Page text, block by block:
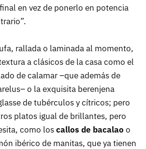
en vez de ponerlo en potencia
rallada o laminada al momento,
a clásicos de la casa como el
de calamar –que además de
o la exquisita berenjena
de tubérculos y cítricos; pero
platos igual de brillantes, pero
como loscallos de bacalao o
ibérico de manitas, que ya tienen